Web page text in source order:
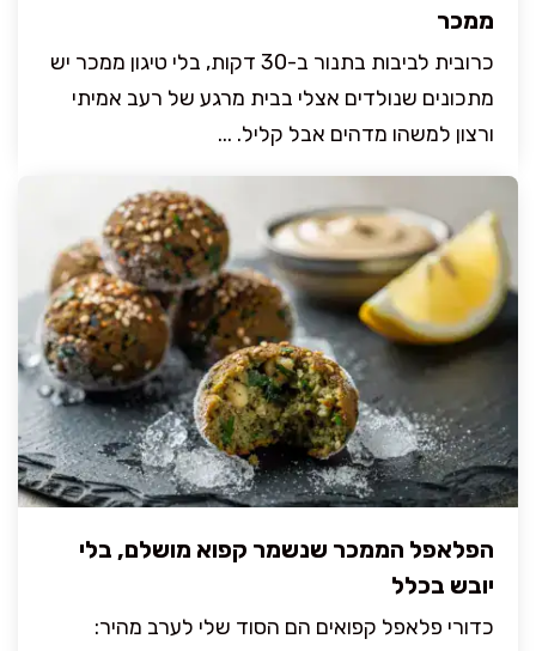
ממכר
כרובית לביבות בתנור ב-30 דקות, בלי טיגון ממכר יש
מתכונים שנולדים אצלי בבית מרגע של רעב אמיתי
ורצון למשהו מדהים אבל קליל. ...
הפלאפל הממכר שנשמר קפוא מושלם, בלי
יובש בכלל
כדורי פלאפל קפואים הם הסוד שלי לערב מהיר: